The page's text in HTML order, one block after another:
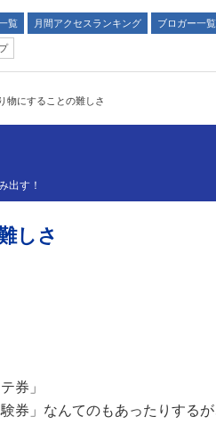
覧 月間アクセスランキング ブロガー一覧
物にすることの難しさ
出す！
しさ
券」
券」なんてのもあったりするが